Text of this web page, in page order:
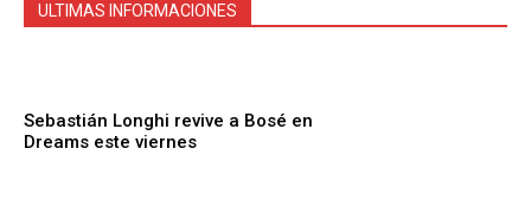
ULTIMAS INFORMACIONES
Sebastián Longhi revive a Bosé en
Dreams este viernes